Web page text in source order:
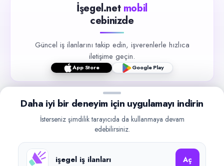
İşegel.net mobil
cebinizde
Güncel iş ilanlarını takip edin, işverenlerle hızlıca
iletişime geçin.
App Store Google Play
işegel.net bir ilan yayın platformudur; iş bulma aracılığı veya işe
yerleştirme faaliyeti yapmaz.
Daha iyi bir deneyim için uygulamayı indirin
İsterseniz şimdilik tarayıcıda da kullanmaya devam
edebilirsiniz.
işegel iş ilanları Aç